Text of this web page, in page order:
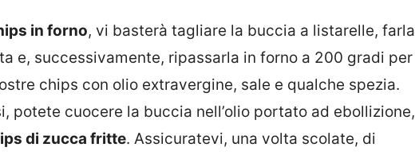
in forno, vi basterà tagliare la buccia a listarelle, farla
e, successivamente, ripassarla in forno a 200 gradi per
chips con olio extravergine, sale e qualche spezia.
potete cuocere la buccia nell’olio portato ad ebollizione,
di zucca fritte. Assicuratevi, una volta scolate, di